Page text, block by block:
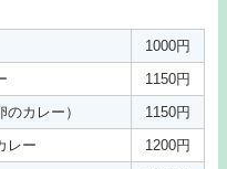
1000円
1150円
カレー）
1150円
レー
1200円